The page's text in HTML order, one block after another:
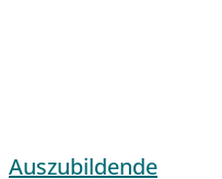
Auszubildende